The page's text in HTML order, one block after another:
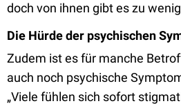
doch von ihnen gibt es zu
Die Hürde der psychischen
Zudem ist es für manche
auch noch psychische
„Viele fühlen sich sofort